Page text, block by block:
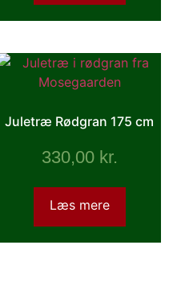
Juletræ Rødgran 175 cm
330,00 kr.
Læs mere